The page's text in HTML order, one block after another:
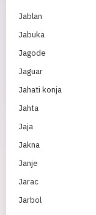
Jablan
Jabuka
Jagode
Jaguar
Jahati konja
Jahta
Jaja
Jakna
Janje
Jarac
Jarbol